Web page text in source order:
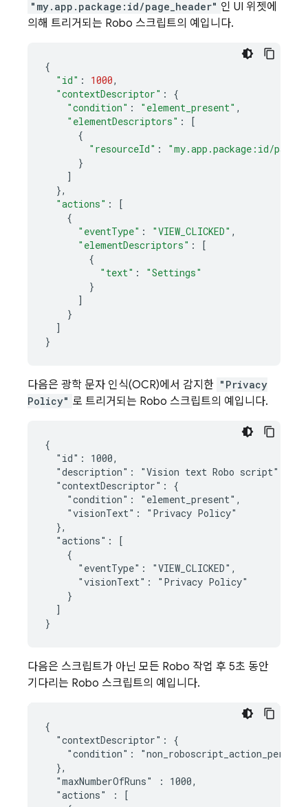
"my.app.package:id/page_header" 인 UI 위젯에
의해 트리거되는 Robo 스크립트의 예입니다.
{
"id" : 1000,
"contextDescriptor" :
{
"condition" : "element_present" ,
"elementDescriptors" :
[
{
"resourceId" :
"my.app.package:id/
}
]
},
"actions" :
[
{
"eventType" : "VIEW_CLICKED" ,
"elementDescriptors" :
[
{
"text" :
"Settings"
}
]
}
]
}
다음은 광학 문자 인식(OCR)에서 감지한 "Privacy
Policy" 로 트리거되는 Robo 스크립트의 예입니다.
{
  "id": 1000,
  "description": "Vision text Robo script",
  "contextDescriptor": {
    "condition": "element_present",
    "visionText": "Privacy Policy"
  },
  "actions": [
    {
      "eventType": "VIEW_CLICKED",
      "visionText": "Privacy Policy"
    }
  ]
다음은 스크립트가 아닌 모든 Robo 작업 후 5초 동안
기다리는 Robo 스크립트의 예입니다.
{
  "contextDescriptor": {
"condition":
  },
  "maxNumberOfRuns" : 1000,
  "actions" : [